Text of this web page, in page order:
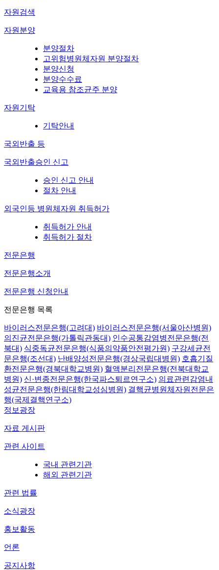
자원검색
자원분양
분양절차
고위험병원체자원 분양절차
분양신청
분양수수료
교육용 참조균주 분양
자원기탁
기탁안내
국외반출 등
국외반출승인 신고
승인 신고 안내
절차 안내
외국인등 병원체자원 취득허가
취득허가 안내
취득허가 절차
전문은행
전문은행소개
전문은행 신청안내
전문은행 목록
바이러스전문은행(고려대) 바이러스전문은행(서울아산병원)
의진균전문은행(가톨릭관동대) 인수공통감염병전문은행(전
북대) 식중독균전문은행(식품의약품안전평가원) 구강세균전
문은행(조선대) 난배양성전문은행(경상국립대병원) 호흡기질
환전문은행(경북대학교병원) 혈액분리전문은행(전북대학교
병원) 신·변종전문은행(한국파스퇴르연구소) 의료관련감염내
성균전문은행(한림대학교성심병원) 결핵균병원체자원전문은
행(국제결핵연구소)
정보광장
자료 게시판
관련 사이트
국내 관련기관
해외 관련기관
관련 법률
소식광장
홍보활동
언론
공지사항